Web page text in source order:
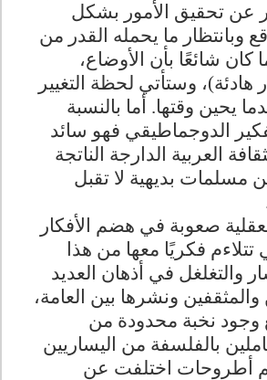
عن تحقيق الأمور بشكل
وبانتظار ما يحمله القدر من
كان شائعًا بأن الأوضاع،
وستأتي لحظة التغيير
يحين وقتها. أما بالنسبة
الدوجماطيقي فهو سائد
العربية الدارجة الناتجة
مسلمات بديهية لا تقبل
صعوبة في هضم الأفكار
تتلاءم فكريًا معها من هذا
والتغلغل في أذهان العديد
ونشرها بين العامة،
وجود نخبة محدودة من
بالفلسفة من اليساريين
أطروحات اختلفت عن